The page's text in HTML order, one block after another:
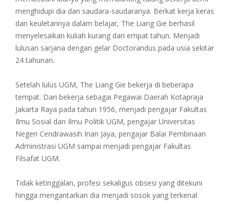
menghidupi dia dan saudara-saudaranya. Berkat kerja keras
dan keuletannya dalam belajar, The Liang Gie berhasil
menyelesaikan kuliah kurang dari empat tahun. Menjadi
lulusan sarjana dengan gelar Doctorandus pada usia sekitar
24 tahunan.
Setelah lulus UGM, The Liang Gie bekerja di beberapa
tempat. Dari bekerja sebagai Pegawai Daerah Kotapraja
Jakarta Raya pada tahun 1956, menjadi pengajar Fakultas
Ilmu Sosial dan Ilmu Politik UGM, pengajar Universitas
Negeri Cendrawasih Irian Jaya, pengajar Balai Pembinaan
Administrasi UGM sampai menjadi pengajar Fakultas
Filsafat UGM.
Tidak ketinggalan, profesi sekaligus obsesi yang ditekuni
hingga mengantarkan dia menjadi sosok yang terkenal